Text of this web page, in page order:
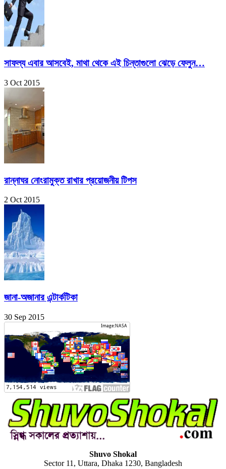
সাফল্য এবার আসবেই, মাথা থেকে এই চিন্তাগুলো ঝেড়ে ফেলুন…
3 Oct 2015
রান্নাঘর নোংরামুক্ত রাখার প্রয়োজনীয় টিপস
2 Oct 2015
জানা-অজানার এন্টার্কটিকা
30 Sep 2015
Shuvo Shokal
Sector 11, Uttara, Dhaka 1230, Bangladesh